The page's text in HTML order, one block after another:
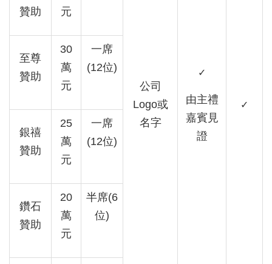
公司
Logo或
名字
✓
由主禮
嘉賓見
證
✓
贊助
元
至尊
贊助
30
萬
元
一席
(12位)
銀禧
贊助
25
萬
元
一席
(12位)
鑽石
贊助
20
萬
元
半席(6
位)